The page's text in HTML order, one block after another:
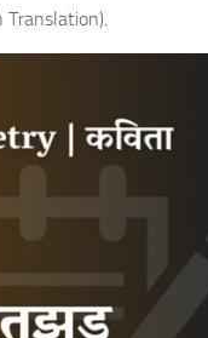
Translation).